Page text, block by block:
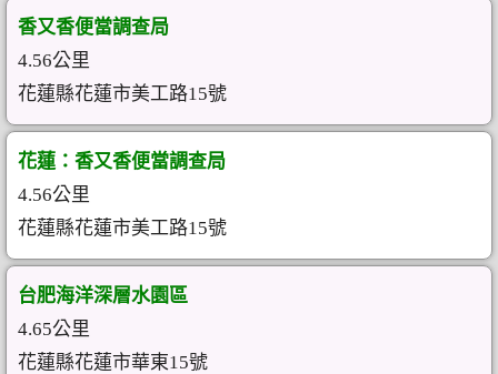
香又香便當調查局
4.56公里
花蓮縣花蓮市美工路15號
花蓮：香又香便當調查局
4.56公里
花蓮縣花蓮市美工路15號
台肥海洋深層水園區
4.65公里
花蓮縣花蓮市華東15號